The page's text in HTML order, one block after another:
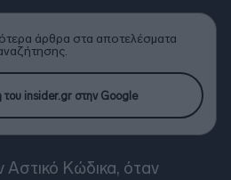
άρθρα στα αποτελέσματα
insider.gr στην Google
Αστικό Κώδικα, όταν